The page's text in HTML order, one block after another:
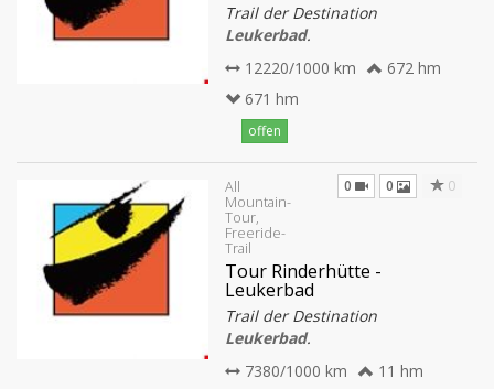
Trail der Destination
Leukerbad.
12220/1000 km
672 hm
671 hm
offen
All
Mountain-
Tour,
Freeride-
Trail
0 0 0
Tour Rinderhütte -
Leukerbad
Trail der Destination
Leukerbad.
7380/1000 km
11 hm